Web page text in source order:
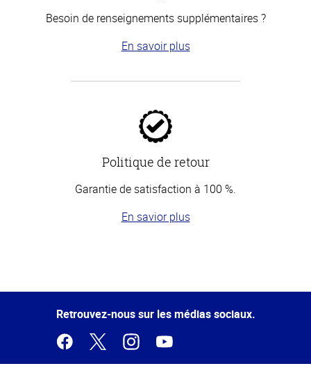
Besoin de renseignements supplémentaires ?
En savoir plus
Politique de retour
Garantie de satisfaction à 100 %.
En savior plus
de la
Retrouvez-nous sur les médias sociaux.